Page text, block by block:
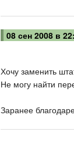
08 сен 2008 в
Хочу заменить
Не могу найти
Заранее